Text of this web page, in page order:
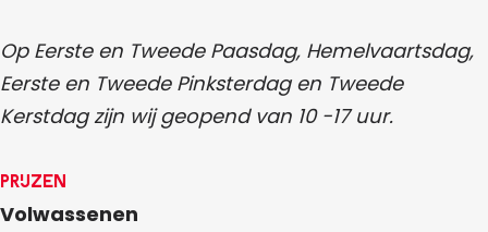
Op Eerste en Tweede Paasdag, Hemelvaartsdag,
Eerste en Tweede Pinksterdag en Tweede
Kerstdag zijn wij geopend van 10 -17 uur.
Prijzen
Volwassenen